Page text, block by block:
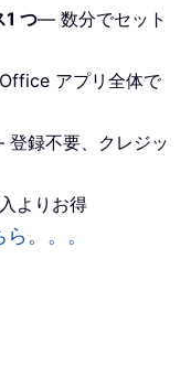
1 つ— 数分でセット
アプリ全体で
録不要、クレジッ
よりお得
。。。